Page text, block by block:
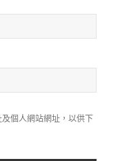
個人網站網址，以供下